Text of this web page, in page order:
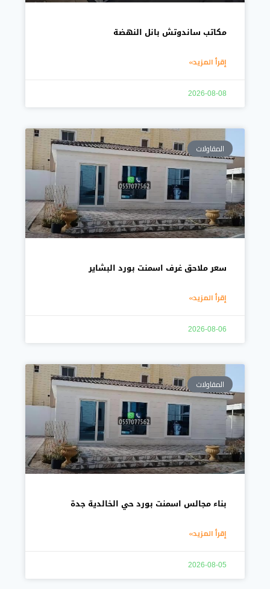
مكاتب ساندوتش بانل النهضة
إقرأ المزيد»
2026-08-08
المقاولات
سعر ملاحق غرف اسمنت بورد البشاير
إقرأ المزيد»
2026-08-06
المقاولات
بناء مجالس اسمنت بورد حي الخالدية جدة
إقرأ المزيد»
2026-08-05